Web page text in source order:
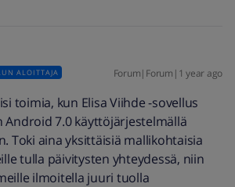
ALOITTAJA Forum|Forum|1 year ago
toimia, kun Elisa Viihde -sovellus
Android 7.0 käyttöjärjestelmällä
Toki aina yksittäisiä mallikohtaisia
tulla päivitysten yhteydessä, niin
ilmoitella juuri tuolla